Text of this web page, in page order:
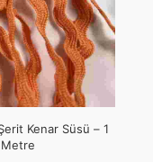
Kenar Süsü – 1